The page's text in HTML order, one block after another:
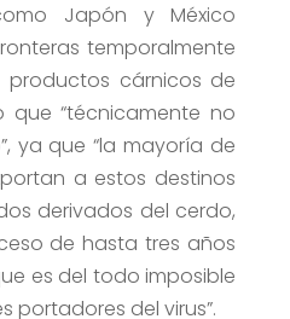
Japón y México
temporalmente
cárnicos de
que “técnicamente no
ya que “la mayoría de
a estos destinos
derivados del cerdo,
de hasta tres años
es del todo imposible
portadores del virus”.